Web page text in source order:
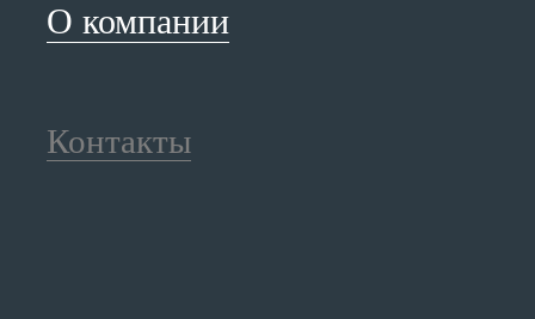
О компании
Контакты